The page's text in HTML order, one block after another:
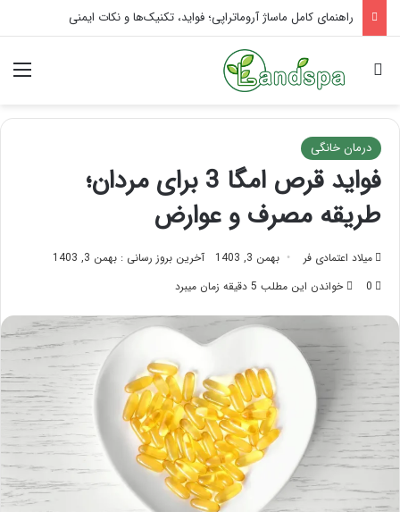
تاثیر ماساژ بر افسردگی؛ با ماساژ درمانی افسردگی را درمان کنید!
جستجو برای
درمان خانگی
فواید قرص امگا 3 برای مردان؛
طریقه مصرف و عوارض
میلاد اعتمادی فر بهمن 3, 1403
آخرین بروز رسانی : بهمن 3, 1403
0
خواندن این مطلب 5 دقیقه زمان میبرد